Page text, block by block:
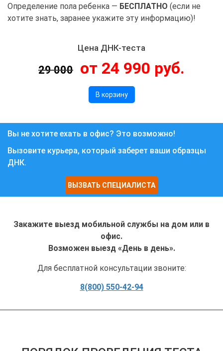
Определение пола ребенка — БЕСПЛАТНО (если не
хотите знать, заранее укажите эту информацию)!
Цена ДНК-теста
29 000 от 24 990 руб.
В корзину
Вы не хотите ехать в офис? Это возможно!
Вызовите курьера, который заберет ваши образцы
ДНК.
ВЫЗВАТЬ СПЕЦИАЛИСТА
Закажите выезд мобильной службы на дом или в
офис.
Возможен выезд «День в день».
Для бесплатной консультации звоните:
8(800) 550-42-94